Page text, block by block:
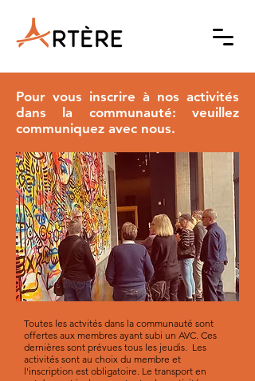
Pour vous inscrire à nos activités
dans la communauté: veuillez
communiquez avec nous.
Toutes les actvités dans la communauté sont
offertes aux membres ayant subi un AVC. Ces
dernières sont prévues tous les jeudis. Les
activités sont au choix du membre et
l'inscription est obligatoire. Le transport en